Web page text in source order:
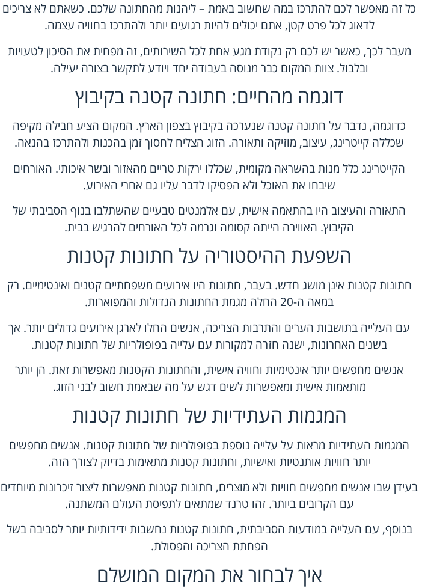
כל זה מאפשר לכם להתרכז במה שחשוב באמת – ליהנות מהחתונה שלכם. כשאתם לא צריכים
לדאוג לכל פרט קטן, אתם יכולים להיות רגועים יותר ולהתרכז בחוויה עצמה.
מעבר לכך, כאשר יש לכם רק נקודת מגע אחת לכל השירותים, זה מפחית את הסיכון לטעויות
ובלבול. צוות המקום כבר מנוסה בעבודה יחד ויודע לתקשר בצורה יעילה.
דוגמה מהחיים: חתונה קטנה בקיבוץ
כדוגמה, נדבר על חתונה קטנה שנערכה בקיבוץ בצפון הארץ. המקום הציע חבילה מקיפה
שכללה קייטרינג, עיצוב, מוזיקה ותאורה. הזוג הצליח לחסוך זמן בהכנות ולהתרכז בהנאה.
הקייטרינג כלל מנות בהשראה מקומית, שכללו ירקות טריים מהאזור ובשר איכותי. האורחים
שיבחו את האוכל ולא הפסיקו לדבר עליו גם אחרי האירוע.
התאורה והעיצוב היו בהתאמה אישית, עם אלמנטים טבעיים שהשתלבו בנוף הסביבתי של
הקיבוץ. האווירה הייתה קסומה וגרמה לכל האורחים להרגיש בבית.
השפעת ההיסטוריה על חתונות קטנות
חתונות קטנות אינן מושג חדש. בעבר, חתונות היו אירועים משפחתיים קטנים ואינטימיים. רק
במאה ה-20 החלה מגמת החתונות הגדולות והמפוארות.
עם העלייה בתושבות הערים והתרבות הצריכה, אנשים החלו לארגן אירועים גדולים יותר. אך
בשנים האחרונות, ישנה חזרה למקורות עם עלייה בפופולריות של חתונות קטנות.
אנשים מחפשים יותר אינטימיות וחוויה אישית, והחתונות הקטנות מאפשרות זאת. הן יותר
מותאמות אישית ומאפשרות לשים דגש על מה שבאמת חשוב לבני הזוג.
המגמות העתידיות של חתונות קטנות
המגמות העתידיות מראות על עלייה נוספת בפופולריות של חתונות קטנות. אנשים מחפשים
יותר חוויות אותנטיות ואישיות, וחתונות קטנות מתאימות בדיוק לצורך הזה.
בעידן שבו אנשים מחפשים חוויות ולא מוצרים, חתונות קטנות מאפשרות ליצור זיכרונות מיוחדים
עם הקרובים ביותר. זהו טרנד שמתאים לתפיסת העולם המשתנה.
בנוסף, עם העלייה במודעות הסביבתית, חתונות קטנות נחשבות ידידותיות יותר לסביבה בשל
הפחתת הצריכה והפסולת.
איך לבחור את המקום המושלם